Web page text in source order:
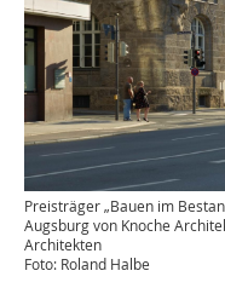
Preisträger „Bauen im
Augsburg von Knoche
Architekten
Foto: Roland Halbe